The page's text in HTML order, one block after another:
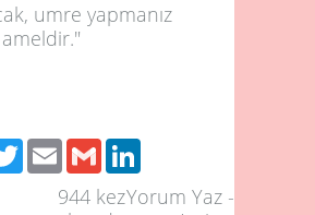
umre yapmanız
."
TwitterEmailGmail
Yorum Yaz -
944 kez